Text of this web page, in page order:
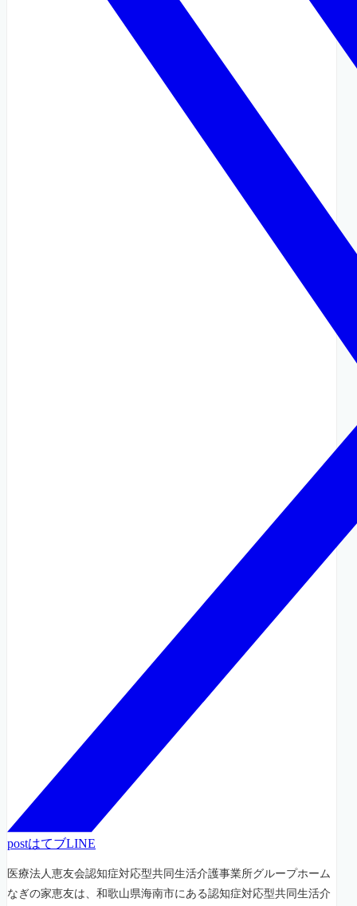
postはてブLINE
医療法人恵友会認知症対応型共同生活介護事業所グループホーム
なぎの家恵友は、和歌山県海南市にある認知症対応型共同生活介